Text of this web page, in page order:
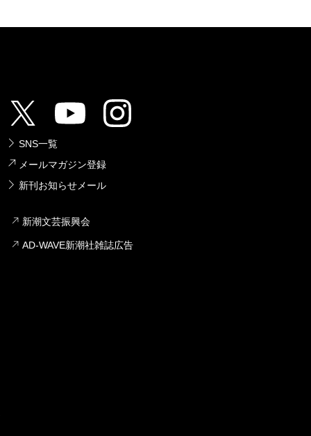
SNS一覧
メールマガジン登録
新刊お知らせメール
新潮文芸振興会
AD-WAVE新潮社雑誌広告